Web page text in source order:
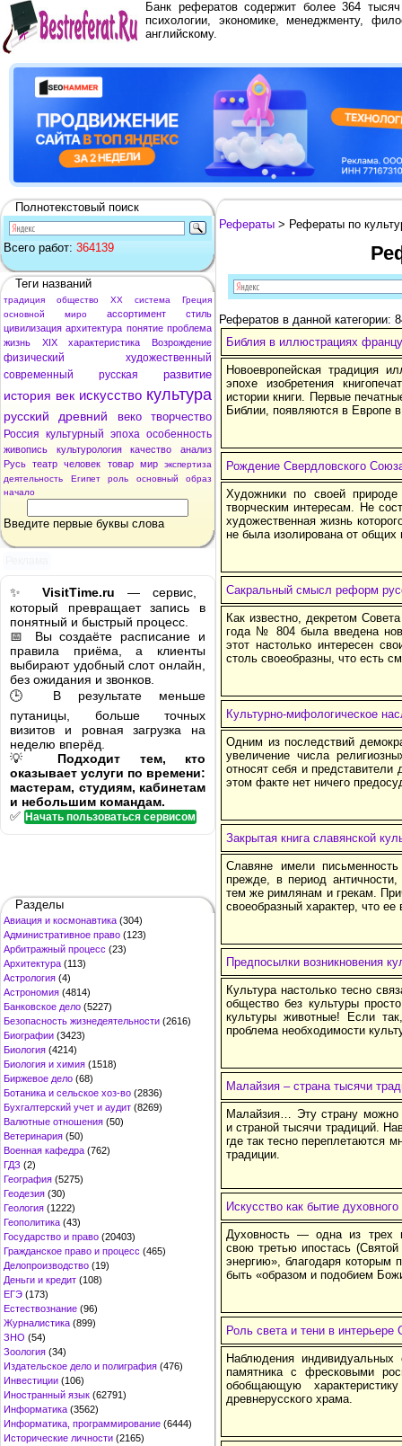
Банк рефератов содержит более 364
психологии, экономике, менеджменту,
английскому.
Полнотекстовый поиск
Всего работ: 364139
Теги названий
традиция общество XX система
Греция
основной
миро ассортимент
стиль
цивилизация архитектура понятие проблема
жизнь
XIX характеристика Возрождение
физический
художественный
современный
русская развитие
история век искусство культура
русский древний веко творчество
Россия культурный эпоха особенность
живопись культурология качество
анализ
Русь
театр человек товар мир
экспертиза
деятельность
Египет роль основный
образ
начало
Введите первые буквы слова
✨ VisitTime.ru — сервис,
который превращает запись в
понятный и быстрый процесс.
📅 Вы создаёте расписание и
правила приёма, а клиенты
выбирают удобный слот онлайн,
без ожидания и звонков.
🕒 В результате меньше
путаницы, больше точных
визитов и ровная загрузка на
неделю вперёд.
💡 Подходит тем, кто
оказывает услуги по времени:
мастерам, студиям, кабинетам
и небольшим командам.
✅ Начать пользоваться сервисом
Разделы
Авиация и космонавтика (304)
Административное право (123)
Арбитражный процесс (23)
Архитектура (113)
Астрология (4)
Астрономия (4814)
Банковское дело (5227)
Безопасность жизнедеятельности (2616)
Биографии (3423)
Биология (4214)
Биология и химия (1518)
Биржевое дело (68)
Ботаника и сельское хоз-во (2836)
Бухгалтерский учет и аудит (8269)
Валютные отношения (50)
Ветеринария (50)
Военная кафедра (762)
ГДЗ (2)
География (5275)
Геодезия (30)
Геология (1222)
Геополитика (43)
Государство и право (20403)
Гражданское право и процесс (465)
Делопроизводство (19)
Деньги и кредит (108)
ЕГЭ (173)
Естествознание (96)
Журналистика (899)
ЗНО (54)
Зоология (34)
Издательское дело и полиграфия (476)
Инвестиции (106)
Иностранный язык (62791)
Информатика (3562)
Информатика, программирование (6444)
Исторические личности (2165)
Рефераты > Рефераты по
Рефератов в данной категории:
Библия в иллюстрациях
Новоевропейская традиция
эпохе изобретения
истории книги. Первые
Библии, появляются в Европе
Рождение Свердловского
Художники по своей
творческим интересам. Не
художественная жизнь
не была изолирована от
Сакральный смысл реформ
Как известно, декретом
года № 804 была введена
этот настолько интересен
столь своеобразны, что есть
Культурно-мифологическое
Одним из последствий
увеличение числа
относят себя и
этом факте нет ничего
Закрытая книга славянской
Славяне имели
прежде, в период
тем же римлянам и грекам.
своеобразный характер, что
Предпосылки возникновения
Культура настолько тесно
общество без культуры
культуры животные! Если
проблема необходимости
Малайзия – страна тысячи
Малайзия… Эту страну можно
и страной тысячи традиций.
где так тесно переплетаются
традиции.
Искусство как бытие духовного
Духовность — одна из трех
свою третью ипостась
энергию», благодаря которым
быть «образом и подобием
Роль света и тени в
Наблюдения индивидуальных
памятника с фресковыми
обобщающую
древнерусского храма.